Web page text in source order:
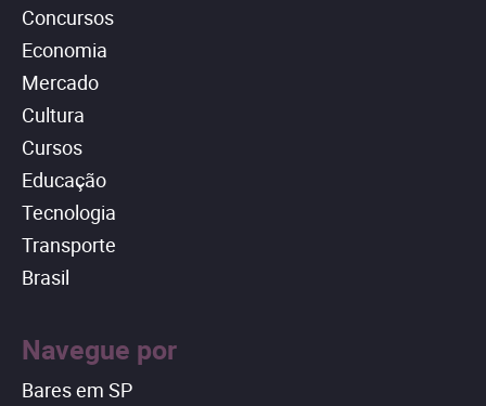
Concursos
Economia
Mercado
Cultura
Cursos
Educação
Tecnologia
Transporte
Brasil
Navegue por
Bares em SP